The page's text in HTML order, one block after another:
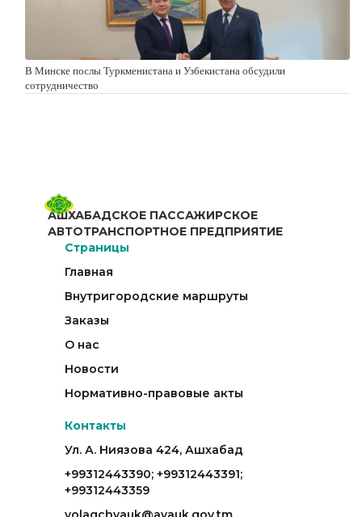
В Минске послы Туркменистана и Узбекистана обсудили
сотрудничество
АШХАБАДСКОЕ ПАССАЖИРСКОЕ
АВТОТРАНСПОРТНОЕ ПРЕДПРИЯТИЕ
Страницы
Главная
Внутригородские маршруты
Заказы
О нас
Новости
Нормативно-правовые акты
Контакты
Ул. А. Ниязова 424, Ашхабад
+99312443390; +99312443391;
+99312443359